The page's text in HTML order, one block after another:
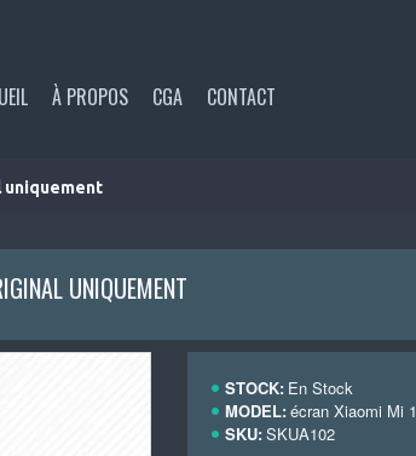
À PROPOS CGA CONTACT
uniquement
UNIQUEMENT
STOCK: En Stock
MODEL:écran Xiaomi Mi
SKU:SKUA102